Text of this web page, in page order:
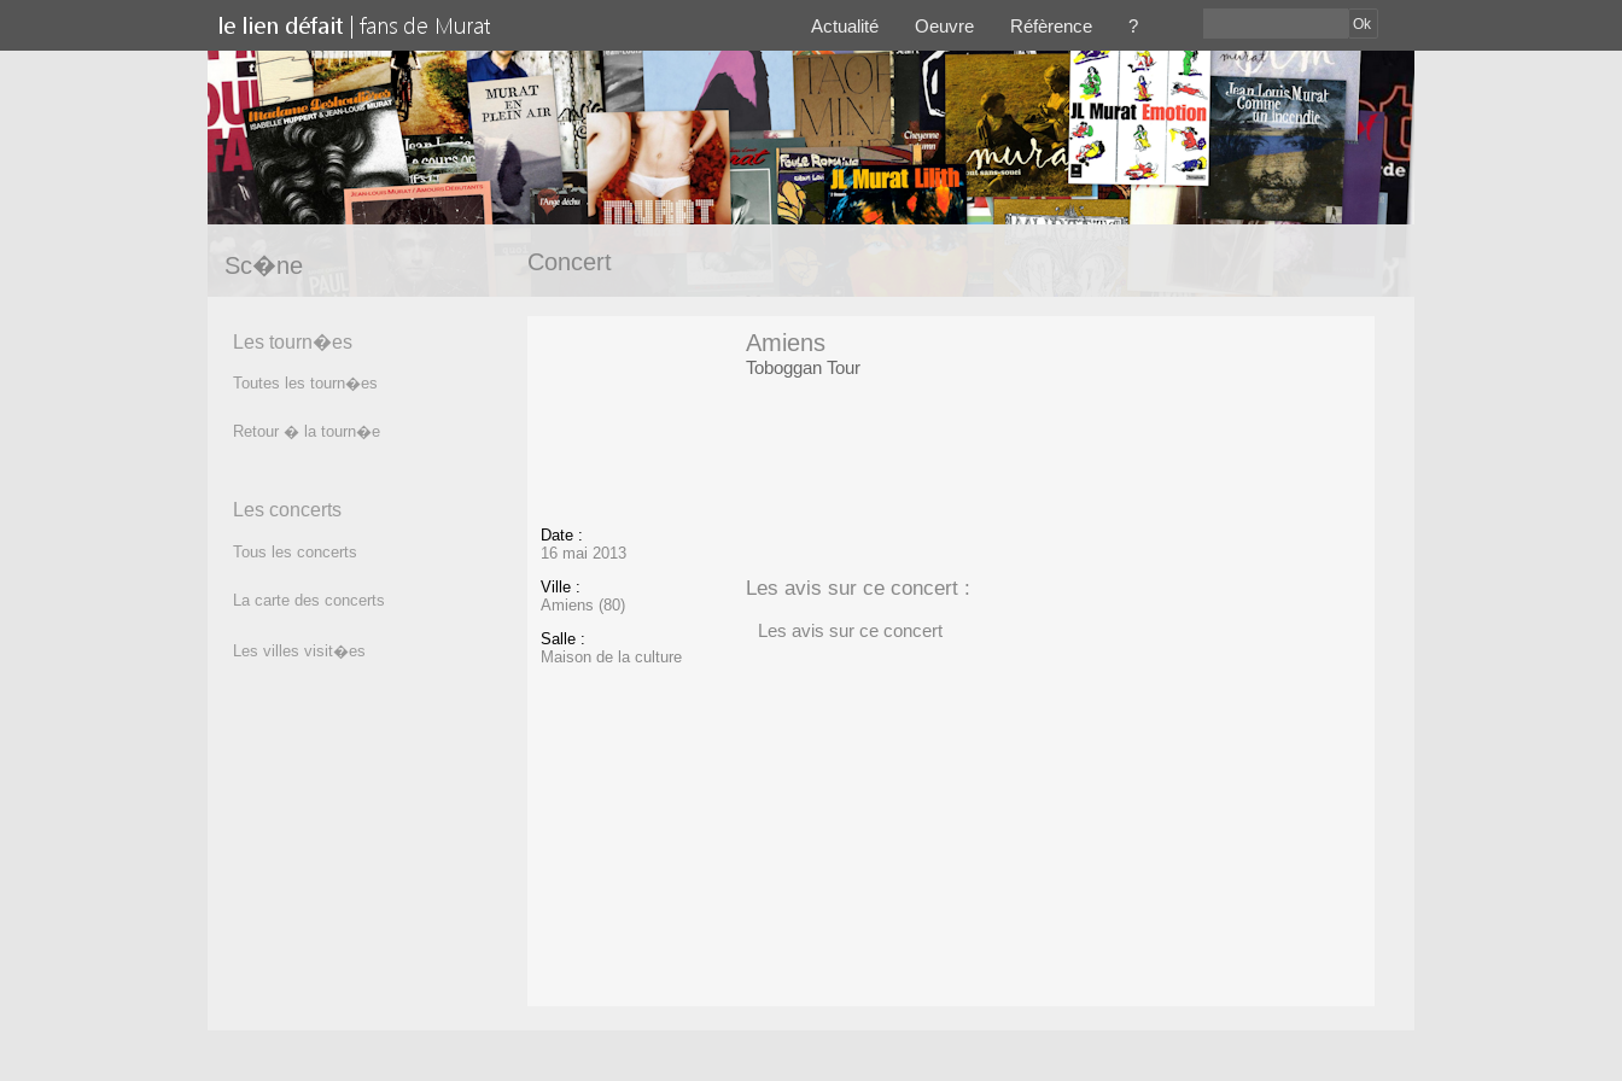
Sc�ne Concert
Les tourn�es
Toutes les tourn�es
Retour � la tourn�e
Les concerts
Tous les concerts
La carte des concerts
Les villes visit�es
Date :
16 mai 2013
Ville :
Amiens (80)
Salle :
Maison de la culture
Amiens
Toboggan Tour
Les avis sur ce concert :
Les avis sur ce concert
Ok
Actualité Oeuvre Réfèrence ?